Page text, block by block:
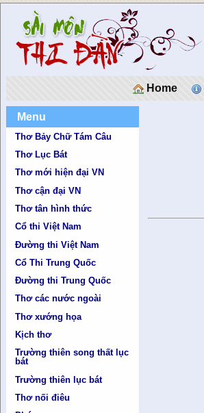
Home
Menu
Thơ Bảy Chữ Tám Câu
Thơ Lục Bát
Thơ mới hiện đại VN
Thơ cận đại VN
Thơ tân hình thức
Cổ thi Việt Nam
Đường thi Việt Nam
Cổ Thi Trung Quốc
Đường thi Trung Quốc
Thơ các nước ngoài
Thơ xướng họa
Kịch thơ
Trường thiên song thất lục
bát
Trường thiên lục bát
Thơ nối điêu